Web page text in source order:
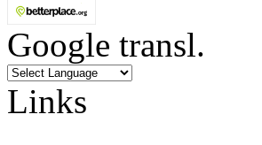
Google transl.
Links